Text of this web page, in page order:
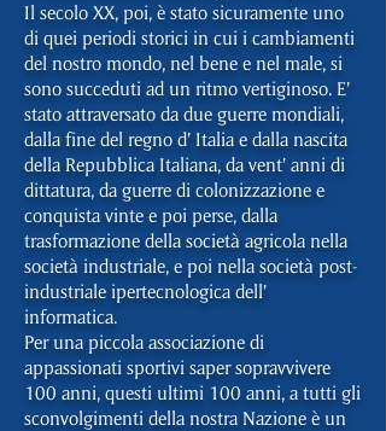
Il secolo XX, poi, è stato sicuramente uno
di quei periodi storici in cui i cambiamenti
del nostro mondo, nel bene e nel male, si
sono succeduti ad un ritmo vertiginoso. E’
stato attraversato da due guerre mondiali,
dalla fine del regno d’ Italia e dalla nascita
della Repubblica Italiana, da vent’ anni di
dittatura, da guerre di colonizzazione e
conquista vinte e poi perse, dalla
trasformazione della società agricola nella
società industriale, e poi nella società post-
industriale ipertecnologica dell’
informatica.
Per una piccola associazione di
appassionati sportivi saper sopravvivere
100 anni, questi ultimi 100 anni, a tutti gli
sconvolgimenti della nostra Nazione è un